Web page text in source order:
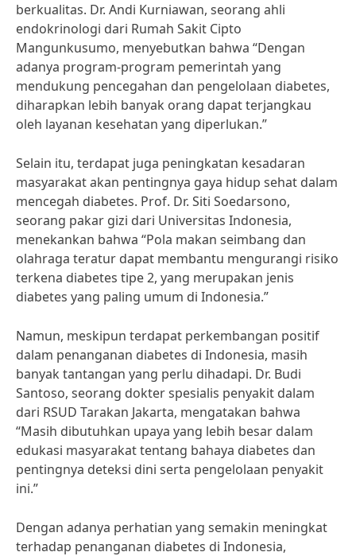
berkualitas. Dr. Andi Kurniawan, seorang ahli
endokrinologi dari Rumah Sakit Cipto
Mangunkusumo, menyebutkan bahwa “Dengan
adanya program-program pemerintah yang
mendukung pencegahan dan pengelolaan diabetes,
diharapkan lebih banyak orang dapat terjangkau
oleh layanan kesehatan yang diperlukan.”
Selain itu, terdapat juga peningkatan kesadaran
masyarakat akan pentingnya gaya hidup sehat dalam
mencegah diabetes. Prof. Dr. Siti Soedarsono,
seorang pakar gizi dari Universitas Indonesia,
menekankan bahwa “Pola makan seimbang dan
olahraga teratur dapat membantu mengurangi risiko
terkena diabetes tipe 2, yang merupakan jenis
diabetes yang paling umum di Indonesia.”
Namun, meskipun terdapat perkembangan positif
dalam penanganan diabetes di Indonesia, masih
banyak tantangan yang perlu dihadapi. Dr. Budi
Santoso, seorang dokter spesialis penyakit dalam
dari RSUD Tarakan Jakarta, mengatakan bahwa
“Masih dibutuhkan upaya yang lebih besar dalam
edukasi masyarakat tentang bahaya diabetes dan
pentingnya deteksi dini serta pengelolaan penyakit
ini.”
Dengan adanya perhatian yang semakin meningkat
terhadap penanganan diabetes di Indonesia,